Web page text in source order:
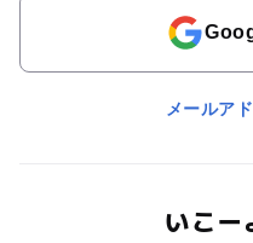
メールア
いこー